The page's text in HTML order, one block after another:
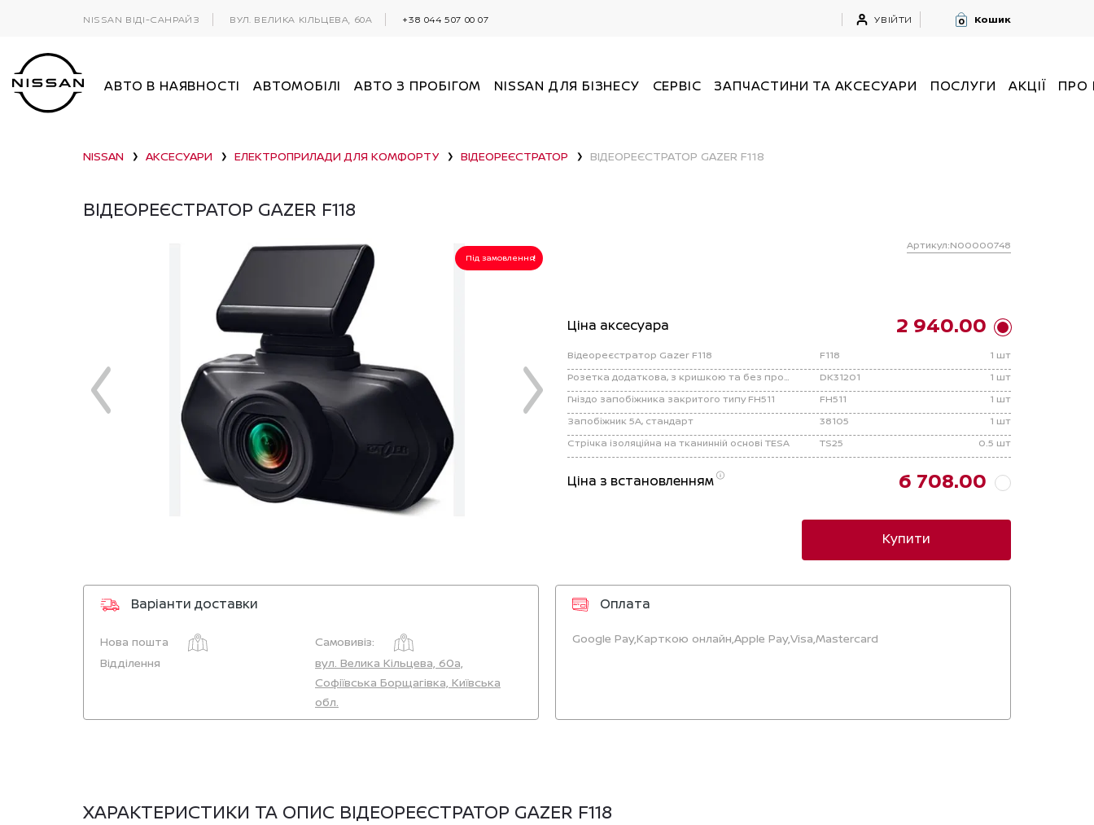
NISSAN ВІДІ-САНРАЙЗ ВУЛ. ВЕЛИКА КІЛЬЦЕВА, 60А +38 044 507 00 07 УВІЙТИ 0 Кошик
АВТО В НАЯВНОСТІ АВТОМОБІЛІ АВТО З ПРОБІГОМ NISSAN ДЛЯ БІЗНЕСУ СЕРВІС ЗАПЧАСТИНИ ТА АКСЕСУАРИ ПОСЛУГИ АКЦІЇ ПРО
NISSAN ❯ АКСЕСУАРИ ❯ ЕЛЕКТРОПРИЛАДИ ДЛЯ КОМФОРТУ ❯ ВІДЕОРЕЄСТРАТОР ❯ ВІДЕОРЕЄСТРАТОР GAZER F118
ВІДЕОРЕЄСТРАТОР GAZER F118
Під замовлення
Артикул:N00000748
Ціна аксесуара 2 940.00
Відеореєстратор Gazer F118 F118
1 шт
Розетка додаткова, з кришкою та без проводки
DK31201
1 шт
Гніздо запобіжника закритого типу FH511
FH511
1 шт
Запобіжник 5А, стандарт
38105
1 шт
Стрічка ізоляційна на тканинній основі TESA
TS25 0.5 шт
Ціна з встановленням 6 708.00
Купити
Варіанти доставки
Нова пошта
Самовивіз:
Відділення
вул. Велика Кільцева, 60а,
Софіївська Борщагівка, Київська
обл.
Оплата
Google Pay,Карткою онлайн,Apple Pay,Visa,Mastercard
ХАРАКТЕРИСТИКИ ТА ОПИС ВІДЕОРЕЄСТРАТОР GAZER F118